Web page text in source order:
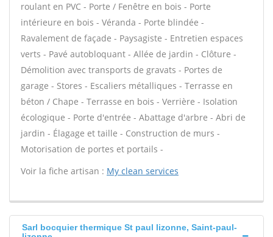
roulant en PVC - Porte / Fenêtre en bois - Porte
intérieure en bois - Véranda - Porte blindée -
Ravalement de façade - Paysagiste - Entretien espaces
verts - Pavé autobloquant - Allée de jardin - Clôture -
Démolition avec transports de gravats - Portes de
garage - Stores - Escaliers métalliques - Terrasse en
béton / Chape - Terrasse en bois - Verrière - Isolation
écologique - Porte d'entrée - Abattage d'arbre - Abri de
jardin - Élagage et taille - Construction de murs -
Motorisation de portes et portails -
Voir la fiche artisan : My clean services
Sarl bocquier thermique St paul lizonne, Saint-paul-